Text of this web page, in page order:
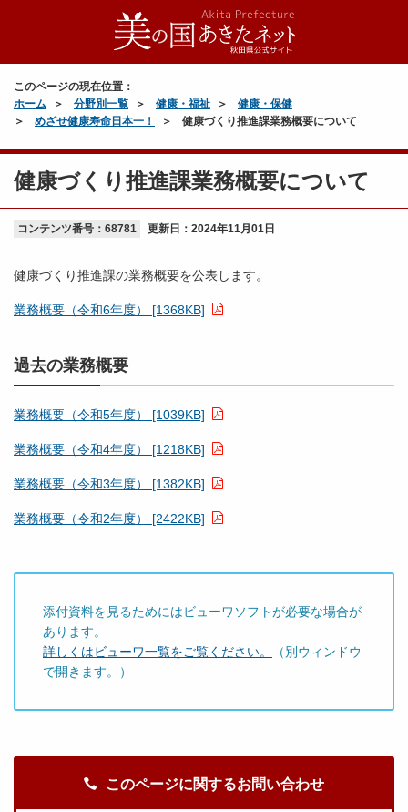
このページの現在位置：
ホーム
分野別一覧 健康・福祉
健康・保健
めざせ健康寿命日本一！
健康づくり推進課業務概要について
健康づくり推進課業務概要について
コンテンツ番号：68781 更新日： 2024年11月01日
健康づくり推進課の業務概要を公表します。
業務概要（令和6年度） [1368KB]
過去の業務概要
業務概要（令和5年度） [1039KB]
業務概要（令和4年度） [1218KB]
業務概要（令和3年度） [1382KB]
業務概要（令和2年度） [2422KB]
添付資料を見るためにはビューワソフトが必要な場合が
あります。
詳しくはビューワ一覧をご覧ください。
（別ウィンドウ
で開きます。）
このページに関するお問い合わせ